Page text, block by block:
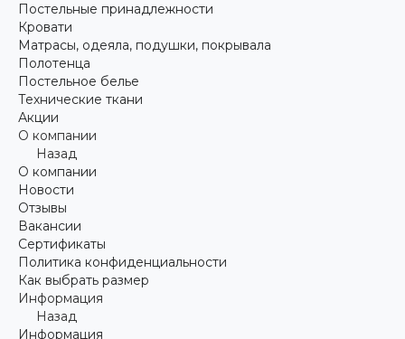
Постельные принадлежности
Кровати
Матрасы, одеяла, подушки, покрывала
Полотенца
Постельное белье
Технические ткани
Акции
О компании
Назад
О компании
Новости
Отзывы
Вакансии
Сертификаты
Политика конфиденциальности
Как выбрать размер
Информация
Назад
Информация